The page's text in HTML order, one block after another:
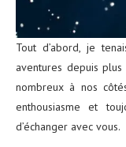
Tout d’abord, je
aventures depuis
nombreux à nos
enthousiasme et
d’échanger avec vous.